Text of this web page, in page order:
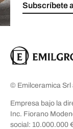
Subscríbete
© Emilceramica Srl
Empresa bajo la
Inc. Fiorano
social: 10.000.000